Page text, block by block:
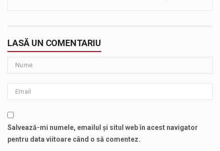
LASĂ UN COMENTARIU
Salvează-mi numele, emailul și situl web în acest navigator
pentru data viitoare când o să comentez.